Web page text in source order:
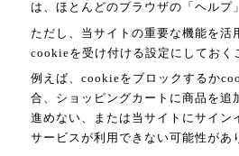
は、ほとんどのブラウザの「ヘルプ
ただし、当サイトの重要な機能を活
cookieを受け付ける設定にしておく
例えば、cookieをブロックするか
合、ショッピングカートに商品を追
進めない、または当サイトにサイン
サービスが利用できない可能性があ